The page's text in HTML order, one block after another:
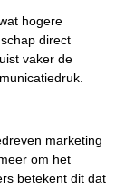
hogere
direct
vaker de
marketing
om het
betekent dit dat